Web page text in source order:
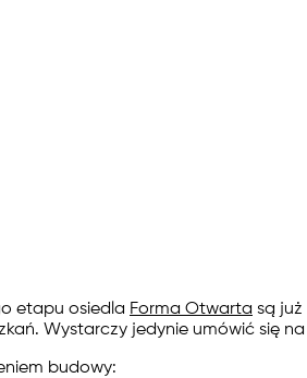
etapu osiedla Forma Otwarta są
Wystarczy jedynie umówić się
budowy: